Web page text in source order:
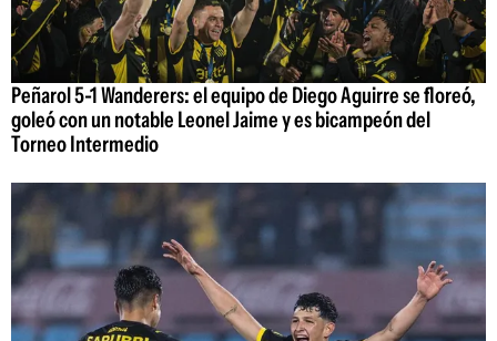
Peñarol 5-1 Wanderers: el equipo de Diego Aguirre se floreó,
goleó con un notable Leonel Jaime y es bicampeón del
Torneo Intermedio